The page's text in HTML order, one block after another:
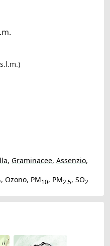
, Graminacee, Assenzio,
, Ozono, PM10, PM2.5, SO2